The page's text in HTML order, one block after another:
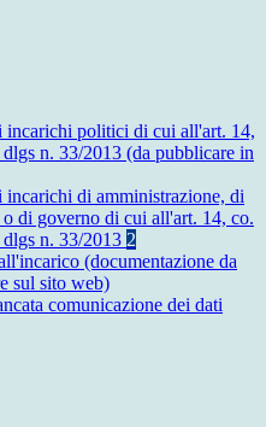
incarichi politici di cui all'art. 14,
n. 33/2013 (da pubblicare in
incarichi di amministrazione, di
di governo di cui all'art. 14, co.
n. 33/2013 2
(documentazione da
sul sito web)
comunicazione dei dati